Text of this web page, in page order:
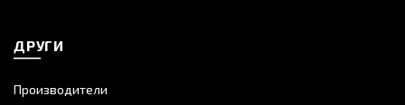
ДРУГИ
Производители